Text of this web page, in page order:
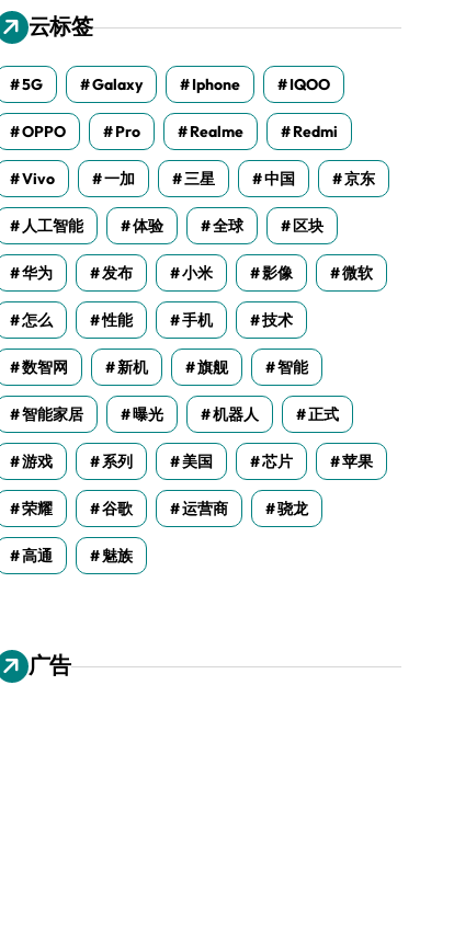
云标签
5G Galaxy Iphone IQOO
OPPO Pro Realme Redmi
Vivo 一加 三星 中国 京东
人工智能 体验 全球 区块
华为 发布 小米 影像 微软
怎么 性能 手机 技术
数智网 新机 旗舰 智能
智能家居 曝光 机器人 正式
游戏 系列 美国 芯片 苹果
荣耀 谷歌 运营商 骁龙
高通 魅族
广告